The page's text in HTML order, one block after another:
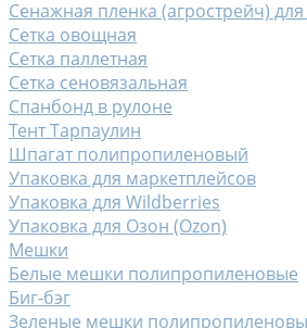
Сенажная пленка (агрострейч)
Сетка овощная
Сетка паллетная
Сетка сеновязальная
Спанбонд в рулоне
Тент Тарпаулин
Шпагат полипропиленовый
Упаковка для маркетплейсов
Упаковка для Wildberries
Упаковка для Озон (Ozon)
Мешки
Белые мешки полипропиленовые
Биг-бэг
Зеленые мешки